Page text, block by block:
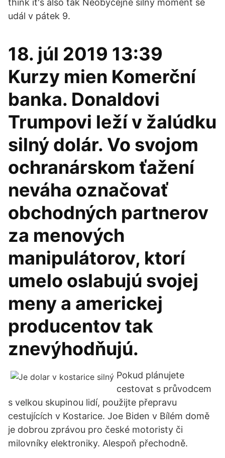
think it's also tak Neobyčejně silný moment se
udál v pátek 9.
18. júl 2019 13:39
Kurzy mien Komerční
banka. Donaldovi
Trumpovi leží v žalúdku
silný dolár. Vo svojom
ochranárskom ťažení
neváha označovať
obchodných partnerov
za menových
manipulátorov, ktorí
umelo oslabujú svojej
meny a americkej
producentov tak
znevýhodňujú.
Pokud plánujete
cestovat s průvodcem
s velkou skupinou lidí, použijte přepravu
cestujících v Kostarice. Joe Biden v Bílém domě
je dobrou zprávou pro české motoristy či
milovníky elektroniky. Alespoň přechodně.